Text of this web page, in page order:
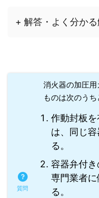
+ 解答・よく分かる
消火器の加圧
ものは次のうち
作動封板
は、同じ
る。
容器弁付き
専門業者
る。